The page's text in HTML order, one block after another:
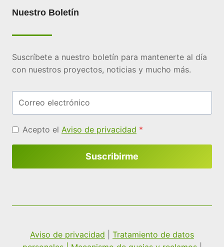
Nuestro Boletín
Suscríbete a nuestro boletín para mantenerte al día
con nuestros proyectos, noticias y mucho más.
Acepto el Aviso de privacidad *
Suscribirme
Aviso de privacidad
Tratamiento de datos